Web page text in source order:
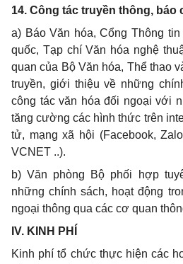
14. Công tác truyền thông, báo
a) Báo Văn hóa, Cổng Thông
quốc, Tạp chí Văn hóa nghệ
quan của Bộ Văn hóa, Thể thao
truyền, giới thiệu về những
công tác văn hóa đối ngoại với
tăng cường các hình thức trên
tử, mạng xã hội (Facebook,
VCNET ..).
b) Văn phòng Bộ phối hợp
những chính sách, hoạt động
ngoại thông qua các cơ quan
IV. KINH PHÍ
Kinh phí tổ chức thực hiện các